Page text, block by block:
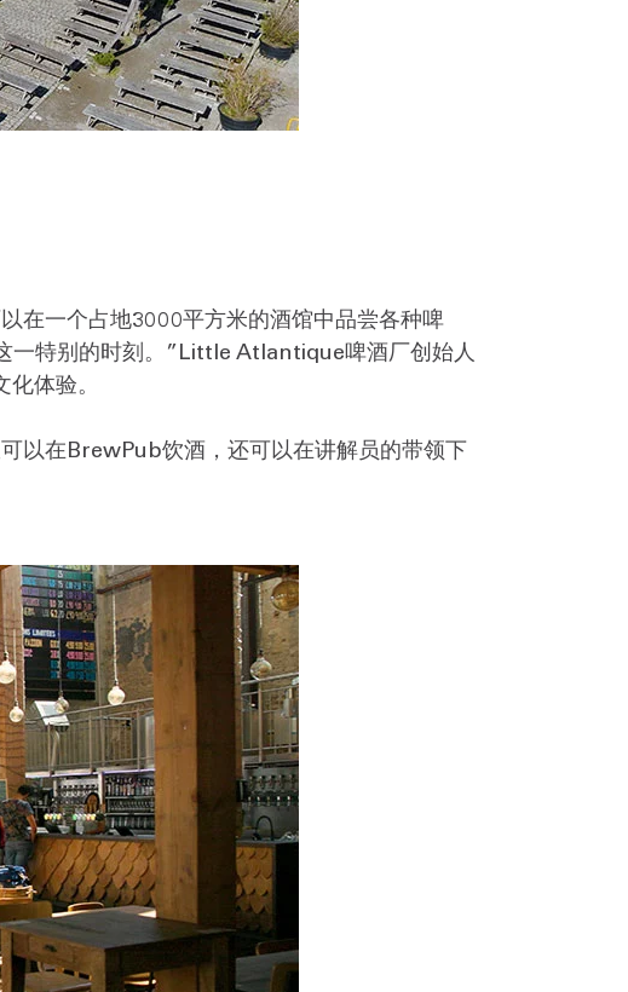
在一个占地3000平方米的酒馆中品尝各种啤
一特别的时刻。”Little Atlantique啤酒厂创始人
体验。
以在BrewPub饮酒，还可以在讲解员的带领下